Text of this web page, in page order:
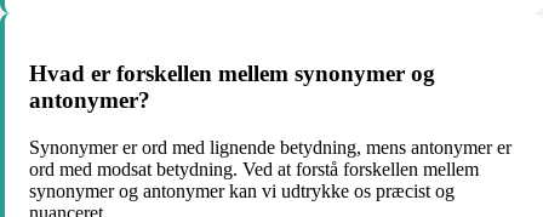
Hvad er forskellen mellem synonymer og
antonymer?
Synonymer er ord med lignende betydning, mens antonymer er
ord med modsat betydning. Ved at forstå forskellen mellem
synonymer og antonymer kan vi udtrykke os præcist og
nuanceret.